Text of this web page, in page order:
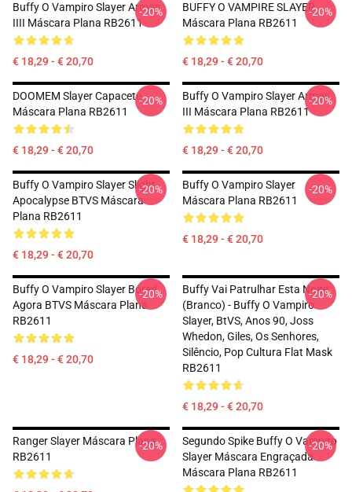
Buffy O Vampiro Slayer Armas
IIII Máscara Plana RB2611
€ 18,29 - € 20,70
-20%
BUFFY O VAMPIRE SLAYER
Máscara Plana RB2611
€ 18,29 - € 20,70
-20%
DOOMEM Slayer Capacete
Máscara Plana RB2611
€ 18,29 - € 20,70
-20%
Buffy O Vampiro Slayer Armas
III Máscara Plana RB2611
€ 18,29 - € 20,70
-20%
Buffy O Vampiro Slayer Slight
Apocalypse BTVS Máscara
Plana RB2611
€ 18,29 - € 20,70
-20%
Buffy O Vampiro Slayer
Máscara Plana RB2611
€ 18,29 - € 20,70
-20%
Buffy O Vampiro Slayer Bored
Agora BTVS Máscara Plana
RB2611
€ 18,29 - € 20,70
-20%
Buffy Vai Patrulhar Esta Noite
(branco) - Buffy O Vampiro
Slayer, BtVS, Anos 90, Joss
Whedon, Giles, Os Senhores,
Silêncio, Pop Cultura Flat Mask
RB2611
€ 18,29 - € 20,70
-20%
Ranger Slayer Máscara Plana
RB2611
-20%
Segundo Spike Buffy O Vampiro
Slayer Máscara Engraçada
Máscara Plana RB2611
-20%